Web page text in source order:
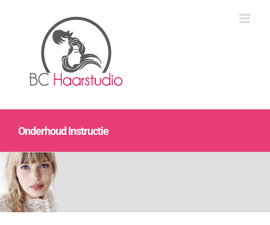
Onderhoud Instructie